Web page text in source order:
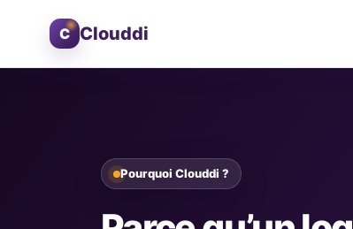
C Clouddi
Pourquoi Clouddi ?